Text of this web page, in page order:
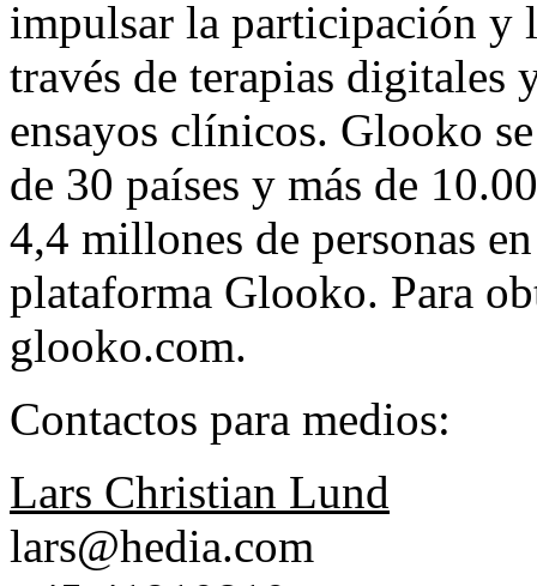
impulsar la participación y
través de terapias digitales
ensayos clínicos. Glooko
de 30 países y más de
4,4 millones de personas
plataforma Glooko. Para
glooko.com.
Contactos para medios:
Lars Christian Lund
lars@hedia.com